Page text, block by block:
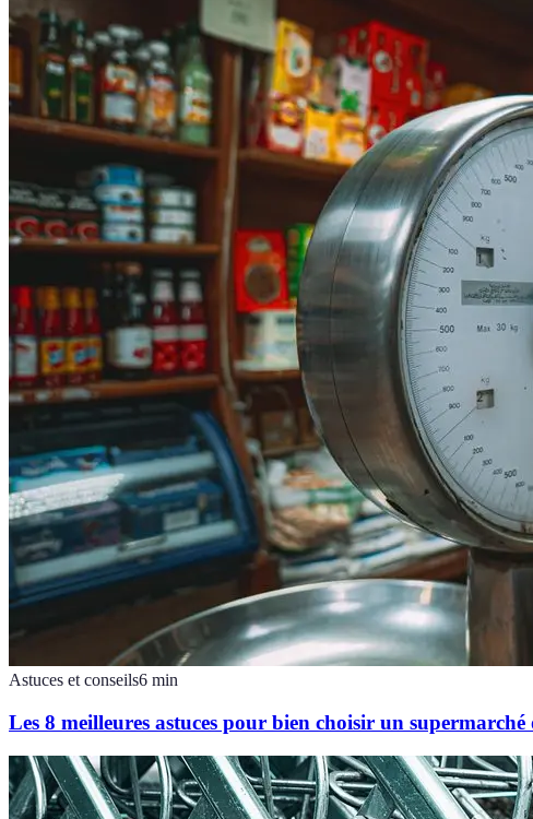
Astuces et conseils6 min
Les 8 meilleures astuces pour bien choisir un supermarché